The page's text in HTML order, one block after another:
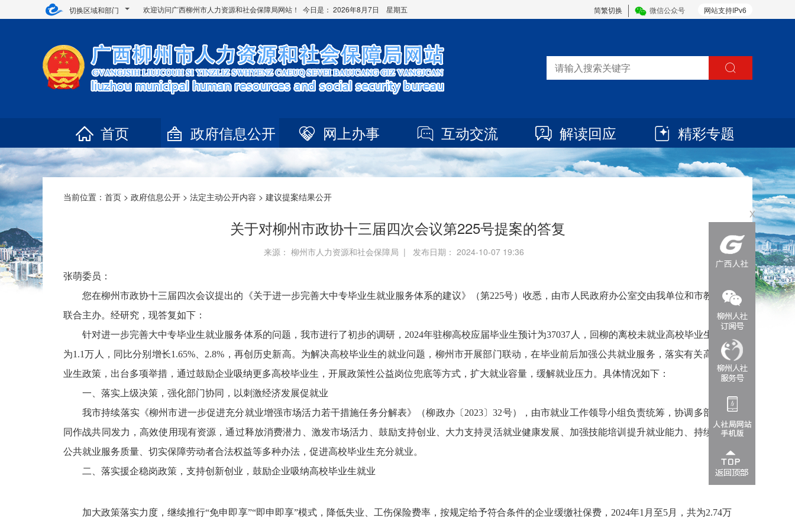
切换区域和部门 网站支持IPv6
简繁切换 微信公众号
欢迎访问广西柳州市人力资源和社会保障局网站！ 今日是： 2026年8月7日 星期五
首页 政府信息公开 网上办事 互动交流 解读回应 精彩专题
x
当前位置： 首页 > 政府信息公开 > 法定主动公开内容 > 建议提案结果公开
关于对柳州市政协十三届四次会议第225号提案的答复
来源： 柳州市人力资源和社会保障局 | 发布日期： 2024-10-07 19:36
张萌委员：
您在柳州市政协十三届四次会议提出的《关于进一步完善大中专毕业生就业服务体系的建议》（第225号）收悉，由市人民政府办公室交由我单位和市教育局
联合主办。经研究，现答复如下：
针对进一步完善大中专毕业生就业服务体系的问题，我市进行了初步的调研，2024年驻柳高校应届毕业生预计为37037人，回柳的离校未就业高校毕业生预计
为1.1万人， 同比分别增长1.65%、2.8%， 再创历史新高。为解决高校毕业生的就业问题，柳州市开展部门联动，在毕业前后加强公共就业服务，落实有关高校毕
业生政策，出台多项举措，通过鼓励企业吸纳更多高校毕业生，开展政策性公益岗位兜底等方式，扩大就业容量，缓解就业压力。具体情况如下：
一、落实上级决策，强化部门协同，以刺激经济发展促就业
我市持续落实《柳州市进一步促进充分就业增强市场活力若干措施任务分解表》（柳政办〔2023〕32号），由市就业工作领导小组负责统筹，协调多部门协
同作战共同发力，高效使用现有资源，通过释放消费潜力、激发市场活力、鼓励支持创业、大力支持灵活就业健康发展、加强技能培训提升就业能力、持续提高
公共就业服务质量、切实保障劳动者合法权益等多种办法，促进高校毕业生充分就业。
二、落实援企稳岗政策，支持创新创业，鼓励企业吸纳高校毕业生就业
加大政策落实力度，继续推行“免申即享”“即申即享”模式，降低失业、工伤保险费率，按规定给予符合条件的企业缓缴社保费， 2024年1月至5月，共为2.74万